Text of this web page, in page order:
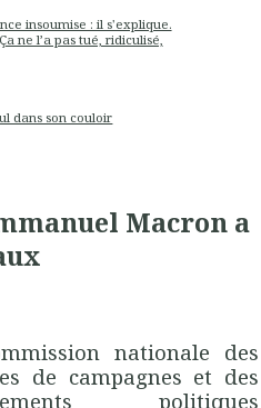
insoumise : il s'explique.
ne l’a pas tué, ridiculisé,
dans son couloir
Macron a
nationale des
de campagnes et des
politiques